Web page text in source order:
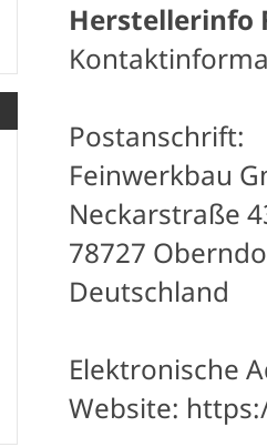
Herstellerinfo
Postanschrift:
Feinwerkbau
Neckarstraße
78727
Deutschland
Elektronische
Website: